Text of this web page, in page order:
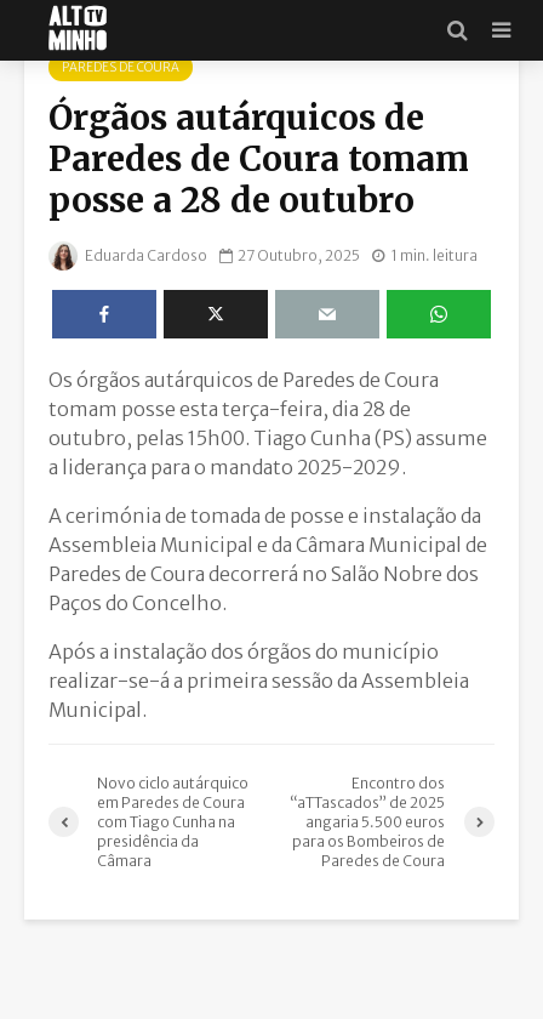
PAREDES DE COURA
Órgãos autárquicos de
Paredes de Coura tomam
posse a 28 de outubro
Eduarda Cardoso 27 Outubro, 2025 1 min. leitura
Os órgãos autárquicos de Paredes de Coura
tomam posse esta terça-feira, dia 28 de
outubro, pelas 15h00. Tiago Cunha (PS) assume
a liderança para o mandato 2025-2029.
A cerimónia de tomada de posse e instalação da
Assembleia Municipal e da Câmara Municipal de
Paredes de Coura decorrerá no Salão Nobre dos
Paços do Concelho.
Após a instalação dos órgãos do município
realizar-se-á a primeira sessão da Assembleia
Municipal.
Novo ciclo autárquico
em Paredes de Coura
com Tiago Cunha na
presidência da
Câmara
Encontro dos
“aTTascados” de 2025
angaria 5.500 euros
para os Bombeiros de
Paredes de Coura